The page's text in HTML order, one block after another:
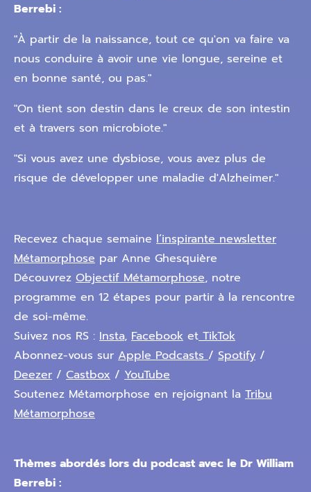
Berrebi :
"À partir de la naissance, tout ce qu'on va faire va
nous conduire à avoir une vie longue, sereine et
en bonne santé, ou pas."
"On tient son destin dans le creux de son intestin
et à travers son microbiote."
"Si vous avez une dysbiose, vous avez plus de
risque de développer une maladie d'Alzheimer."
Recevez chaque semaine l’inspirante newsletter
Métamorphose par Anne Ghesquière
Découvrez Objectif Métamorphose, notre
programme en 12 étapes pour partir à la rencontre
de soi-même.
Suivez nos RS : Insta, Facebook etTikTok
Abonnez-vous sur Apple Podcasts/ Spotify /
Deezer / Castbox / YouTube
Soutenez Métamorphose en rejoignant la Tribu
Métamorphose
Thèmes abordés lors du podcast avec le Dr William
Berrebi :